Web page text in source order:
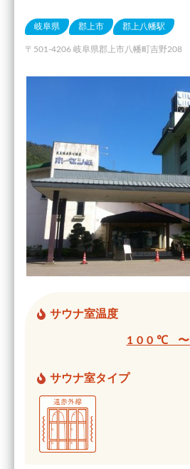
岐阜県 郡上市 郡上八幡駅
〒501-4206 岐阜県郡上市八幡町吉野208
サウナ室温度
100℃ 〜
サウナ室タイプ